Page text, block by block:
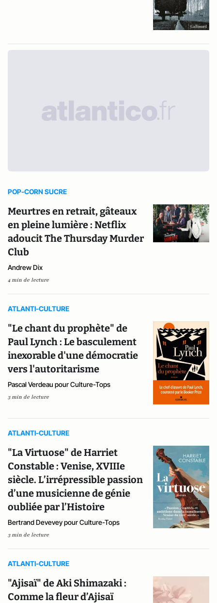
POP-CORN SUCRE
Meurtres en retrait, gâteaux
en pleine lumière : Netflix
adoucit The Thursday Murder
Club
Andrew Dix
4 min de lecture
ATLANTI-CULTURE
"Le chant du prophète" de
Paul Lynch : Le basculement
inexorable d'une démocratie
vers l'autoritarisme
Pascal Verdeau pour Culture-Tops
3 min de lecture
ATLANTI-CULTURE
"La Virtuose" de Harriet
Constable : Venise, XVIIIe
siècle. L’irrépressible passion
d’une musicienne de génie
oubliée par l’Histoire
Bertrand Devevey pour Culture-Tops
3 min de lecture
ATLANTI-CULTURE
"Ajisaï" de Aki Shimazaki :
Comme la fleur d’Ajisaï